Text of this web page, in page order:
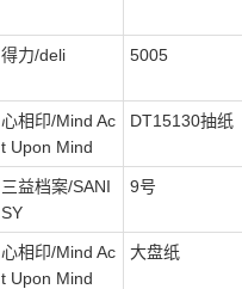
得力/deli 5005
心相印/Mind Ac
t Upon Mind
DT15130抽纸
三益档案/SANI
SY
9号
心相印/Mind Ac
t Upon Mind
大盘纸